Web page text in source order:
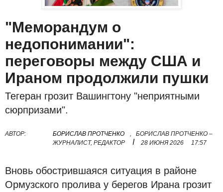
"Меморандум о
недопонимании":
переговоры между США и
Ираном продолжили пушки
Тегеран грозит Вашингтону "неприятными
сюрпризами".
АВТОР: БОРИСЛАВ ПРОТЧЕНКО ,
БОРИСЛАВ ПРОТЧЕНКО –
ЖУРНАЛИСТ, РЕДАКТОР
I 28 ИЮНЯ 2026 17:57
Вновь обострившаяся ситуация в районе
Ормузского пролива у берегов Ирана грозит